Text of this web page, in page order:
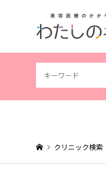
クリニック検索